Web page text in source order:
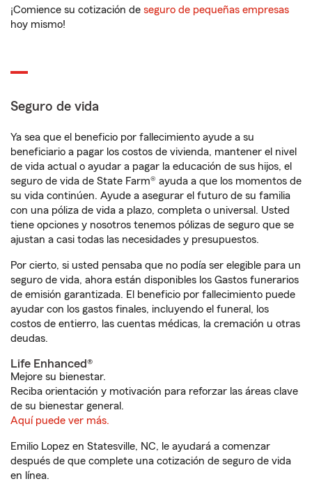
¡Comience su cotización de seguro de pequeñas empresas
hoy mismo!
Seguro de vida
Ya sea que el beneficio por fallecimiento ayude a su
beneficiario a pagar los costos de vivienda, mantener el nivel
de vida actual o ayudar a pagar la educación de sus hijos, el
seguro de vida de State Farm® ayuda a que los momentos de
su vida continúen. Ayude a asegurar el futuro de su familia
con una póliza de vida a plazo, completa o universal. Usted
tiene opciones y nosotros tenemos pólizas de seguro que se
ajustan a casi todas las necesidades y presupuestos.
Por cierto, si usted pensaba que no podía ser elegible para un
seguro de vida, ahora están disponibles los Gastos funerarios
de emisión garantizada. El beneficio por fallecimiento puede
ayudar con los gastos finales, incluyendo el funeral, los
costos de entierro, las cuentas médicas, la cremación u otras
deudas.
Life Enhanced®
Mejore su bienestar.
Reciba orientación y motivación para reforzar las áreas clave
de su bienestar general.
Aquí puede ver más.
Emilio Lopez en Statesville, NC, le ayudará a comenzar
después de que complete una cotización de seguro de vida
en línea.